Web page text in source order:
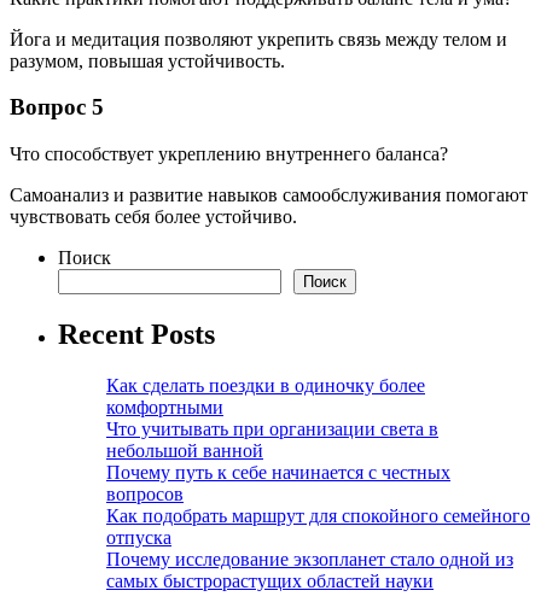
Йога и медитация позволяют укрепить связь между телом и
разумом, повышая устойчивость.
Вопрос 5
Что способствует укреплению внутреннего баланса?
Самоанализ и развитие навыков самообслуживания помогают
чувствовать себя более устойчиво.
Поиск
Поиск
Recent Posts
Как сделать поездки в одиночку более
комфортными
Что учитывать при организации света в
небольшой ванной
Почему путь к себе начинается с честных
вопросов
Как подобрать маршрут для спокойного семейного
отпуска
Почему исследование экзопланет стало одной из
самых быстрорастущих областей науки